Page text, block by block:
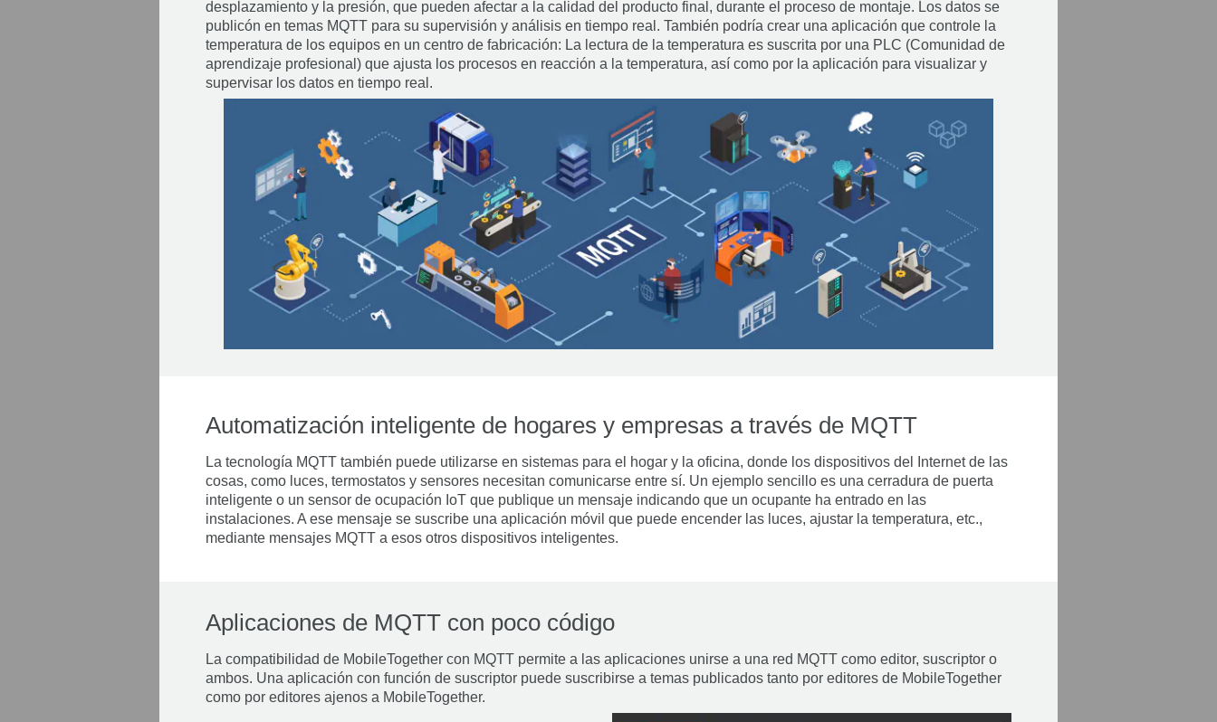
desplazamiento y la presión, que pueden afectar a la calidad del producto final, durante el proceso de montaje. Los datos se
publicón en temas MQTT para su supervisión y análisis en tiempo real. También podría crear una aplicación que controle la
temperatura de los equipos en un centro de fabricación: La lectura de la temperatura es suscrita por una PLC (Comunidad de
aprendizaje profesional) que ajusta los procesos en reacción a la temperatura, así como por la aplicación para visualizar y
supervisar los datos en tiempo real.
Automatización inteligente de hogares y empresas a través de MQTT
La tecnología MQTT también puede utilizarse en sistemas para el hogar y la oficina, donde los dispositivos del Internet de las
cosas, como luces, termostatos y sensores necesitan comunicarse entre sí. Un ejemplo sencillo es una cerradura de puerta
inteligente o un sensor de ocupación IoT que publique un mensaje indicando que un ocupante ha entrado en las
instalaciones. A ese mensaje se suscribe una aplicación móvil que puede encender las luces, ajustar la temperatura, etc.,
mediante mensajes MQTT a esos otros dispositivos inteligentes.
Aplicaciones de MQTT con poco código
La compatibilidad de MobileTogether con MQTT permite a las aplicaciones unirse a una red MQTT como editor, suscriptor o
ambos. Una aplicación con función de suscriptor puede suscribirse a temas publicados tanto por editores de MobileTogether
como por editores ajenos a MobileTogether.